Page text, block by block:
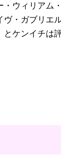
ウィリアム
ヴ・ガブリエ
ケンイチは